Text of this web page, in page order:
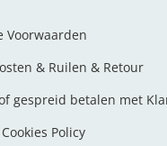
Voorwaarden
& Ruilen & Retour
gespreid betalen met
Policy